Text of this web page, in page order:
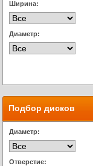
Ширина:
Диаметр:
Подбор дисков
Диаметр:
Отверстие: